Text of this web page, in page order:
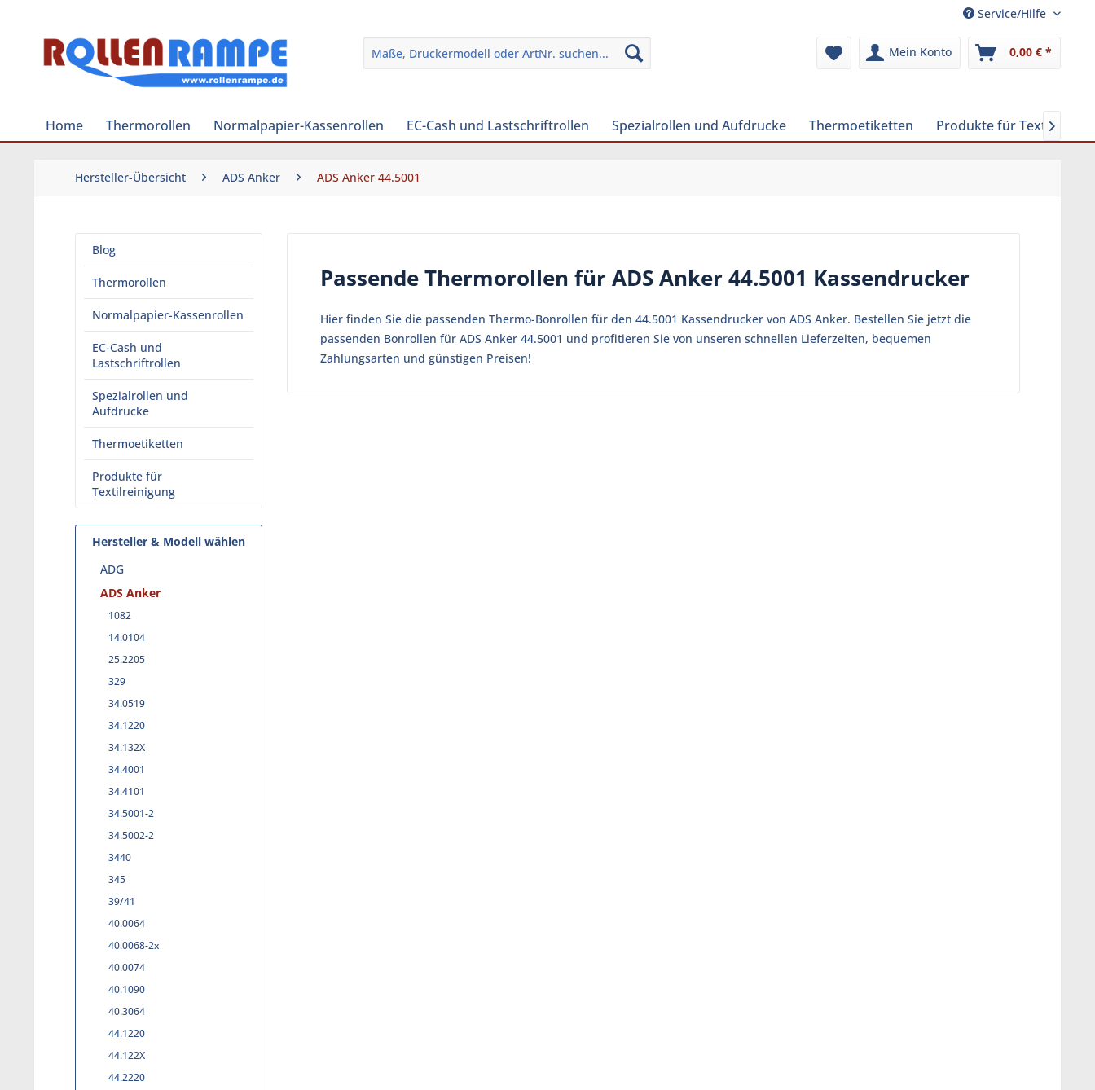
Service/Hilfe
Mein Konto 0,00 € *
Home Thermorollen Normalpapier-Kassenrollen EC-Cash und Lastschriftrollen Spezialrollen und Aufdrucke Thermoetiketten Produkte für 
Hersteller-Übersicht ADS Anker ADS Anker 44.5001
Blog
Thermorollen
Normalpapier-Kassenrollen
EC-Cash und
Lastschriftrollen
Spezialrollen und
Aufdrucke
Thermoetiketten
Produkte für
Textilreinigung
Hersteller & Modell wählen
ADG
ADS Anker
1082
14.0104
25.2205
329
34.0519
34.1220
34.132X
34.4001
34.4101
34.5001-2
34.5002-2
3440
345
39/41
40.0064
40.0068-2x
40.0074
40.1090
40.3064
44.1220
44.122X
44.2220
Passende Thermorollen für ADS Anker 44.5001 Kassendrucker
Hier finden Sie die passenden Thermo-Bonrollen für den 44.5001 Kassendrucker von ADS Anker. Bestellen Sie jetzt die
passenden Bonrollen für ADS Anker 44.5001 und profitieren Sie von unseren schnellen Lieferzeiten, bequemen
Zahlungsarten und günstigen Preisen!